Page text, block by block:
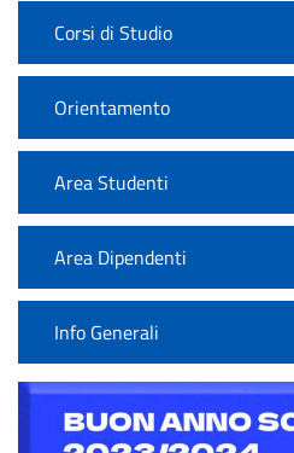
Corsi di Studio
Orientamento
Area Studenti
Area Dipendenti
Info Generali